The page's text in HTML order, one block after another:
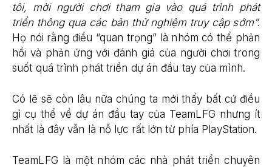
tôi, mời người chơi tham gia vào quá trình phát
triển thông qua các bản thử nghiệm truy cập sớm”.
Họ nói rằng điều “quan trọng” là nhóm có thể phản
hồi và phản ứng với đánh giá của người chơi trong
suốt quá trình phát triển dự án đầu tay của mình.
Có lẽ sẽ còn lâu nữa chúng ta mới thấy bất cứ điều
gì cụ thể về dự án đầu tay của TeamLFG nhưng ít
nhất là đây vẫn là nỗ lực rất lớn từ phía PlayStation.
TeamLFG là một nhóm các nhà phát triển chuyên